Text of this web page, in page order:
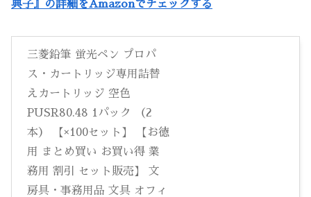
典子』の詳細をAmazonでチェックする
三菱鉛筆 蛍光ペン プロパ
ス・カートリッジ専用詰替
えカートリッジ 空色
PUSR80.48 1パック （2
本） 【×100セット】 【お徳
用 まとめ買い お買い得 業
務用 割引 セット販売】 文
房具・事務用品 文具 オフィ